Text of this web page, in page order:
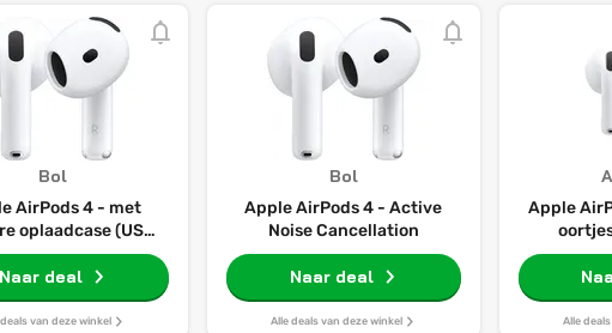
Bol
AirPods 4 - met
oplaadcase (USB-
C)
Naar deal
deals van deze winkel
Bol
Apple AirPods 4 - Active
Noise Cancellation
Naar deal
Alle deals van deze winkel
Apple
Alle